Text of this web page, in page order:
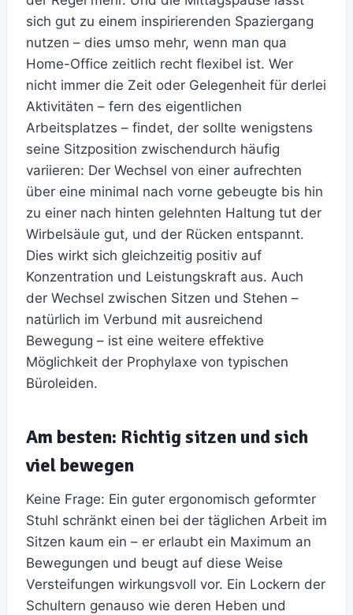
sich gut zu einem inspirierenden Spaziergang
nutzen – dies umso mehr, wenn man qua
Home-Office zeitlich recht flexibel ist. Wer
nicht immer die Zeit oder Gelegenheit für derlei
Aktivitäten – fern des eigentlichen
Arbeitsplatzes – findet, der sollte wenigstens
seine Sitzposition zwischendurch häufig
variieren: Der Wechsel von einer aufrechten
über eine minimal nach vorne gebeugte bis hin
zu einer nach hinten gelehnten Haltung tut der
Wirbelsäule gut, und der Rücken entspannt.
Dies wirkt sich gleichzeitig positiv auf
Konzentration und Leistungskraft aus. Auch
der Wechsel zwischen Sitzen und Stehen –
natürlich im Verbund mit ausreichend
Bewegung – ist eine weitere effektive
Möglichkeit der Prophylaxe von typischen
Büroleiden.
Am besten: Richtig sitzen und sich
viel bewegen
Keine Frage: Ein guter ergonomisch geformter
Stuhl schränkt einen bei der täglichen Arbeit im
Sitzen kaum ein – er erlaubt ein Maximum an
Bewegungen und beugt auf diese Weise
Versteifungen wirkungsvoll vor. Ein Lockern der
Schultern genauso wie deren Heben und